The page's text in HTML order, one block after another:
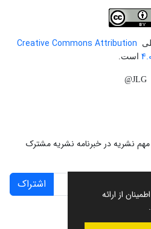
از ارائه
Creative Commons Attribution
4.0 است.
JLG@
مهم نشریه در خبرنامه نشریه مشترک
اشتراک